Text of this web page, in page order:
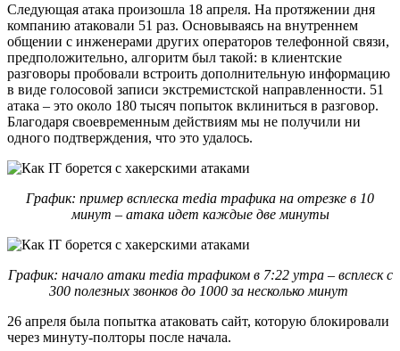
Следующая атака произошла 18 апреля. На протяжении дня
компанию атаковали 51 раз. Основываясь на внутреннем
общении с инженерами других операторов телефонной связи,
предположительно, алгоритм был такой: в клиентские
разговоры пробовали встроить дополнительную информацию
в виде голосовой записи экстремистской направленности. 51
атака – это около 180 тысяч попыток вклиниться в разговор.
Благодаря своевременным действиям мы не получили ни
одного подтверждения, что это удалось.
График: пример всплеска media трафика на отрезке в 10
минут – атака идет каждые две минуты
График: начало атаки media трафиком в 7:22 утра – всплеск с
300 полезных звонков до 1000 за несколько минут
26 апреля была попытка атаковать сайт, которую блокировали
через минуту-полторы после начала.